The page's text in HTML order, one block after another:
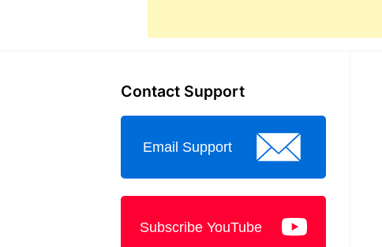
Contact Support
Email Support
Subscribe YouTube